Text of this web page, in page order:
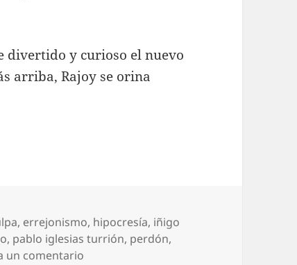
divertido y curioso el nuevo
arriba, Rajoy se orina
, errejonismo, hipocresía, iñigo
, pablo iglesias turrión, perdón,
un comentario